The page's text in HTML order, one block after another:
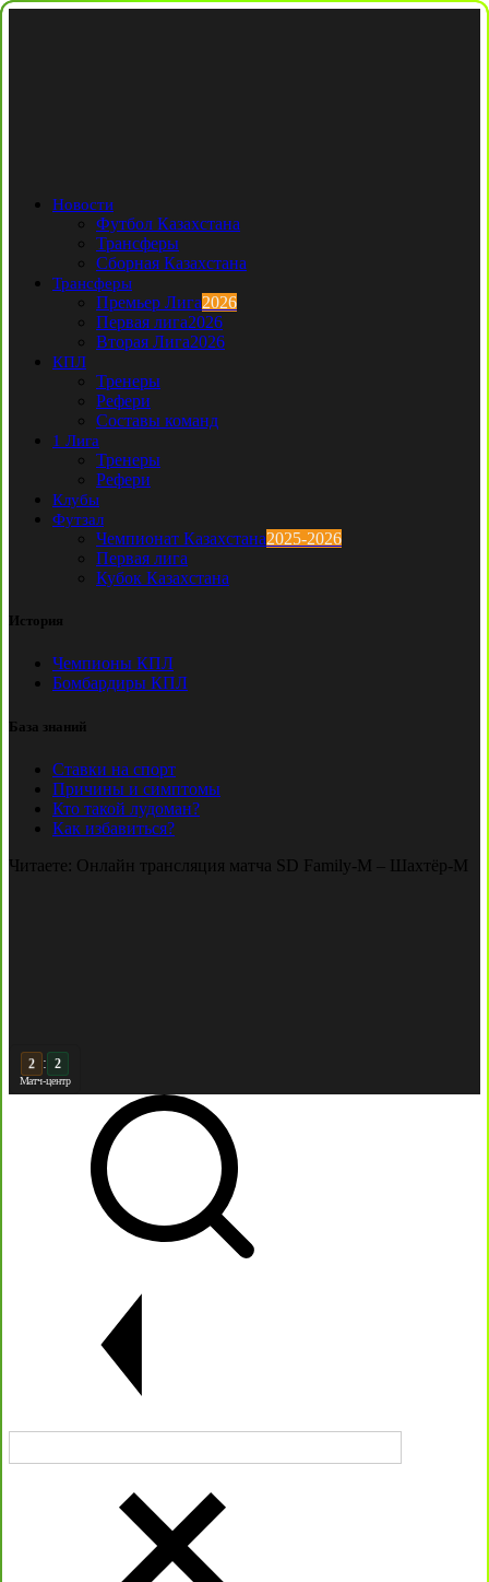
Новости
Футбол Казахстана
Трансферы
Сборная Казахстана
Трансферы
Премьер Лига2026
Первая лига2026
Вторая Лига2026
КПЛ
Тренеры
Рефери
Составы команд
1 Лига
Тренеры
Рефери
Клубы
Футзал
Чемпионат Казахстана2025-2026
Первая лига
Кубок Казахстана
История
Чемпионы КПЛ
Бомбардиры КПЛ
База знаний
Ставки на спорт
Причины и симптомы
Кто такой лудоман?
Как избавиться?
Читаете: Онлайн трансляция матча SD Family-М – Шахтёр-М
3 : 3
Матч-центр